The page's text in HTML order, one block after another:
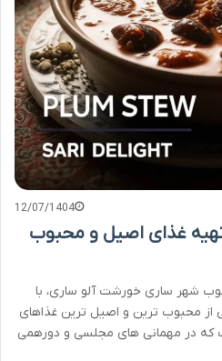
12/07/1404
غذای اصیل و محبوب
شهر ساری خورشت آلو ساری، با
محبوب ترین و اصیل ترین غذاهای
که در مهمانی های مجلسی و دورهمی